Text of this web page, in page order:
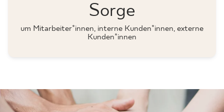
Sorge
um Mitarbeiter*innen, interne Kunden*innen, externe
Kunden*innen